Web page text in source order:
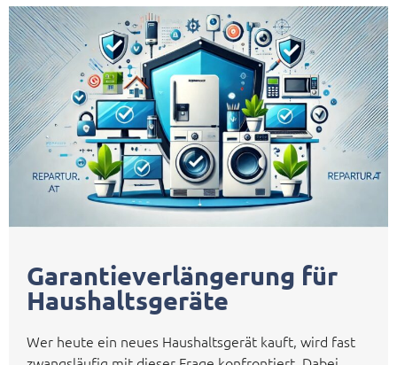
Garantieverlängerung für
Haushaltsgeräte
Wer heute ein neues Haushaltsgerät kauft, wird fast